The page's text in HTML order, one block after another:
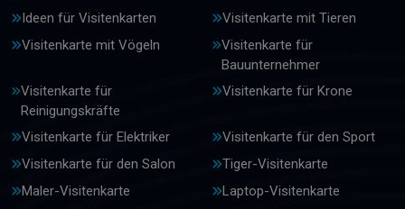
Ideen für Visitenkarten
Visitenkarte mit Tieren
Visitenkarte mit Vögeln
Visitenkarte für
Bauunternehmer
Visitenkarte für
Reinigungskräfte
Visitenkarte für Krone
Visitenkarte für Elektriker
Visitenkarte für den Sport
Visitenkarte für den Salon
Tiger-Visitenkarte
Maler-Visitenkarte
Laptop-Visitenkarte